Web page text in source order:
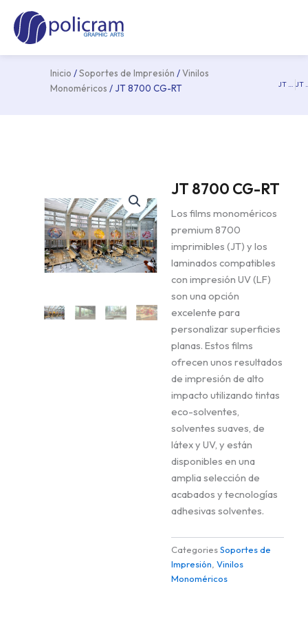
contenido
Inicio /Soportes de Impresión /Vinilos
Monoméricos / JT 8700 CG-RT JT 8500 WG-SPB JT
JT 8700 CG-RT
Los films monoméricos
premium 8700
imprimibles (JT) y los
laminados compatibles
con impresión UV (LF)
son una opción
excelente para
personalizar superficies
planas. Estos films
ofrecen unos resultados
de impresión de alto
impacto utilizando tintas
eco-solventes,
solventes suaves, de
látex y UV, y están
disponibles en una
amplia selección de
acabados y tecnologías
adhesivas solventes.
Categories Soportes de
Impresión Vinilos
Monoméricos